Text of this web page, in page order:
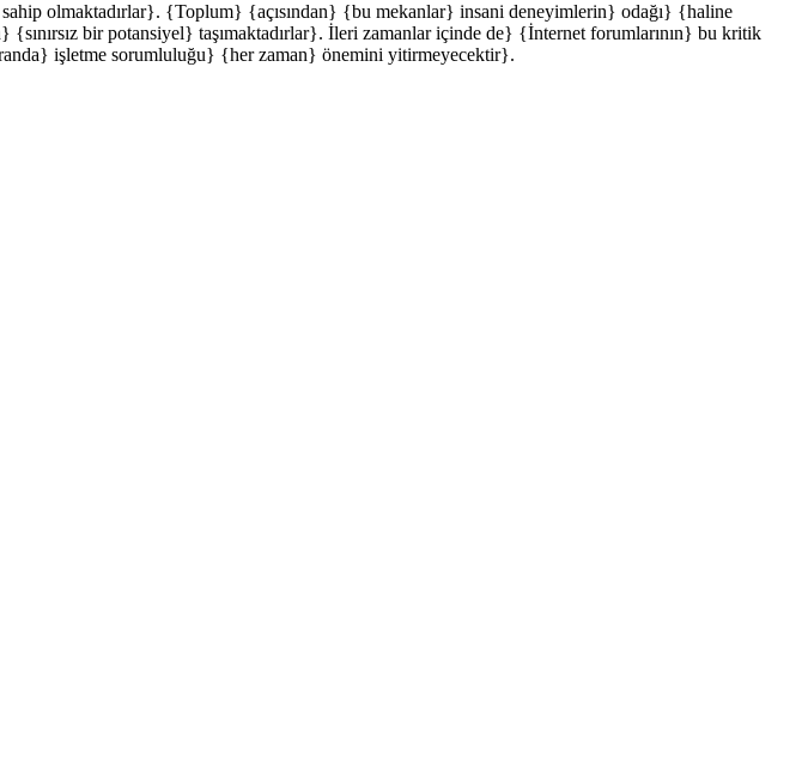
olmaktadırlar}. {Toplum} {açısından} {bu mekanlar} insani deneyimlerin} odağı} {haline
bir potansiyel} taşımaktadırlar}. İleri zamanlar içinde de} {İnternet forumlarının} bu kritik
işletme sorumluluğu} {her zaman} önemini yitirmeyecektir}.